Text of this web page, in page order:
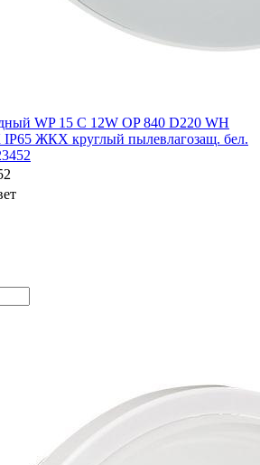
WP 15 C 12W OP 840 D220 WH
ЖКХ круглый пылевлагозащ. бел.